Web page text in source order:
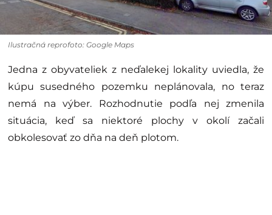
Ilustračná reprofoto: Google Maps
Jedna z obyvateliek z neďalekej lokality uviedla, že
kúpu susedného pozemku neplánovala, no teraz
nemá na výber. Rozhodnutie podľa nej zmenila
situácia, keď sa niektoré plochy v okolí začali
obkolesovať zo dňa na deň plotom.